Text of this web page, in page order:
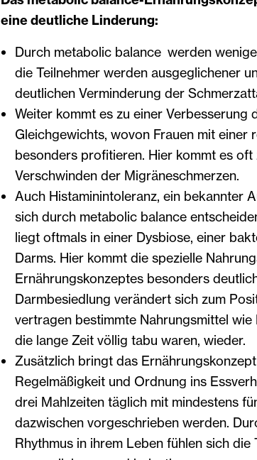
eine deutliche Linderung:
Durch metabolic balance werden
die Teilnehmer werden ausgeglichener
deutlichen Verminderung der
Weiter kommt es zu einer Verbesserung
Gleichgewichts, wovon Frauen mit einer
besonders profitieren. Hier kommt es oft
Verschwinden der Migräneschmerzen.
Auch Histaminintoleranz, ein bekannter
sich durch metabolic balance
liegt oftmals in einer Dysbiose, einer
Darms. Hier kommt die spezielle
Ernährungskonzeptes besonders
Darmbesiedlung verändert sich zum
vertragen bestimmte Nahrungsmittel
die lange Zeit völlig tabu waren, wieder.
Zusätzlich bringt das
Regelmäßigkeit und Ordnung ins
drei Mahlzeiten täglich mit mindestens
dazwischen vorgeschrieben werden.
Rhythmus in ihrem Leben fühlen sich die